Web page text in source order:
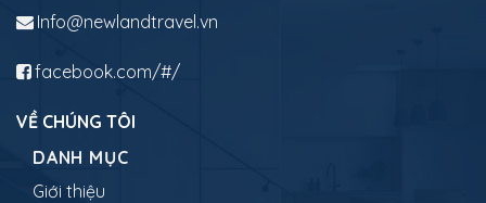
Info@newlandtravel.vn
facebook.com/#/
VỀ CHÚNG TÔI
DANH MỤC
Giới thiệu